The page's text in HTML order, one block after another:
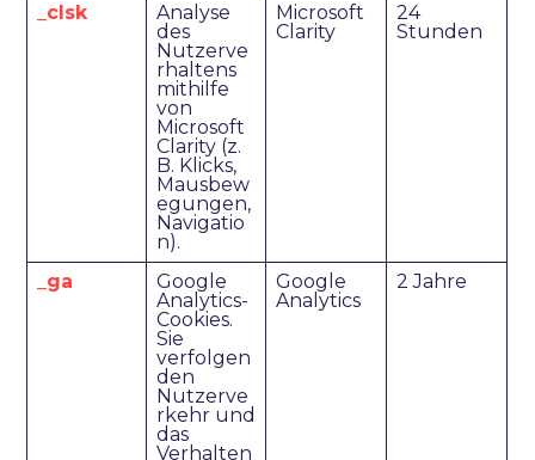
_clsk
Analyse
des
Nutzerve
rhaltens
mithilfe
von
Microsoft
Clarity (z.
B. Klicks,
Mausbew
egungen,
Navigatio
n).
Microsoft
Clarity
24
Stunden
_ga
Google
Analytics-
Cookies.
Sie
verfolgen
den
Nutzerve
rkehr und
das
Verhalten
Google
Analytics
2 Jahre